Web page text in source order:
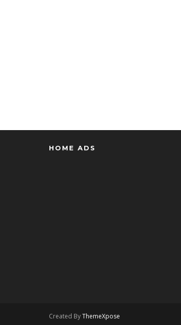
HOME ADS
Created ByThemeXpose